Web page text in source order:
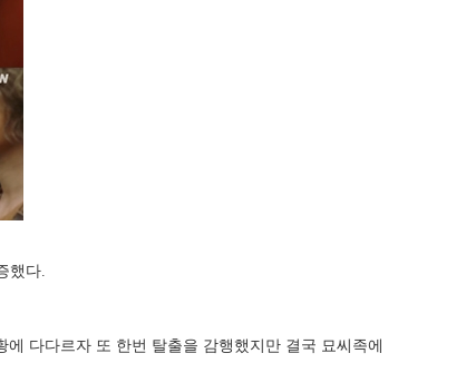
했다.
다다르자 또 한번 탈출을 감행했지만 결국 묘씨족에